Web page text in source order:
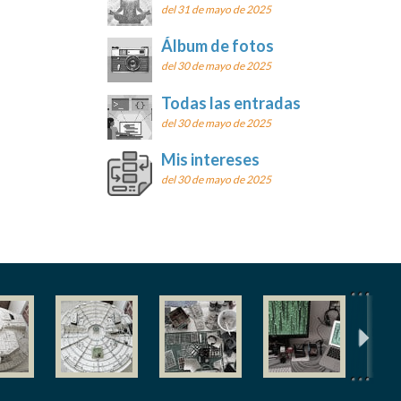
del 31 de mayo de 2025
Álbum de fotos
del 30 de mayo de 2025
Todas las entradas
del 30 de mayo de 2025
Mis intereses
del 30 de mayo de 2025